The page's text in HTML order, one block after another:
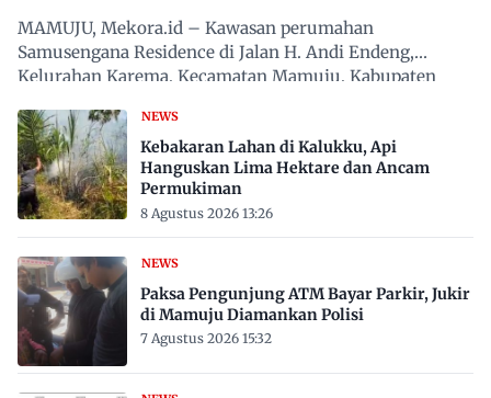
MAMUJU, Mekora.id – Kawasan perumahan
Samusengana Residence di Jalan H. Andi Endeng,
Kelurahan Karema, Kecamatan Mamuju, Kabupaten
NEWS
Kebakaran Lahan di Kalukku, Api
Hanguskan Lima Hektare dan Ancam
Permukiman
8 Agustus 2026 13:26
NEWS
Paksa Pengunjung ATM Bayar Parkir, Jukir
di Mamuju Diamankan Polisi
7 Agustus 2026 15:32